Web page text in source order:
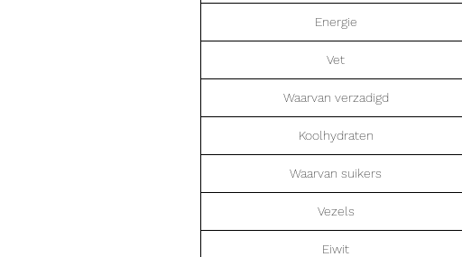
Energie
Vet
Waarvan verzadigd
Koolhydraten
Waarvan suikers
Vezels
Eiwit